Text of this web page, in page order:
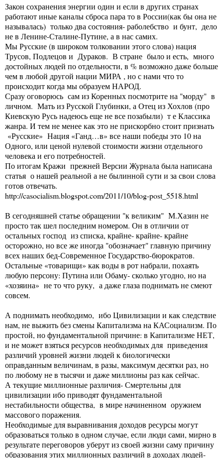
Закон сохранения энергии один и если в других странах
работают иные каналы сброса пара то в России(как бы она не
называлась) только два состояния- раболебство и бунт, дело
не в Ленине-Сталине-Путине, а в нас самих.
Мы Русские (в широком толковании этого слова) нация
Трусов, Подлецов и Дураков. В стране было и есть, много
достойных людей по отдельности, в % возможно даже больше
чем в любой другой нации МИРА , но с нами что то
происходит когда мы образуем НАРОД.
Сразу оговорюсь сам из Коренных посмотрите на "морду" в
личном. Мать из Русской Глубинки, а Отец из Хохлов (про
Киевскую Русь надеюсь еще не все позабыли) т е Классика
жанра. И тем не менее как это не прискорбно стоит признать
«Русские» Нация «Ганд…в» все наши победы это 10 на
Одного, или ценой нулевой стоимости жизни отдельного
человека и его потребностей.
По итогам Кражи прежней Версии Журнала была написана
статья о нашей реальной а не былинной сути и за свои слова
готов отвечать.
http://casocialism.blogspot.com/2011/10/blog-post_5518.html
В сегодняшней статье обращении "к великим" М.Хазин не
просто так шел последним номером. Он в отличии от
остальных господ из списка, крайне- крайне- крайне
осторожно, но все же иногда "обозначает" главную причину
всех наших бед-Современное Государство-бюрократов.
Остальные «товарищи» как воды в рот набрали, похаять
любую персону: Путина или Обаму- сколько угодно, но на
«хозяина» не то что руку, а даже глаза поднимать не смеют
совсем.
А поднимать необходимо, ибо Цивилизации и как следствие
нам, не выжить без смены Капитализма на КАСоциализм. По
простой, но фундаментальной причине: в Капитализме НЕТ,
и не может взяться ресурсов необходимых для приведения
различий уровней жизни людей к биологически
оправданным величинам, в разы, максимум десятки раз, но
по любому не в тысячи и даже миллионы раз как сейчас.
А текущие миллионные различия- Смертельны для
цивилизации ибо приводят фундаментальной
нестабильности общества, в мире начиненном оружием
массового поражения.
Необходимые для выравнивания доходов ресурсы могут
образоваться только в одном случае, если люди сами, мирно в
результате переговоров уберут из своей жизни саму причину
образования этих миллионных различий в доходах людей-